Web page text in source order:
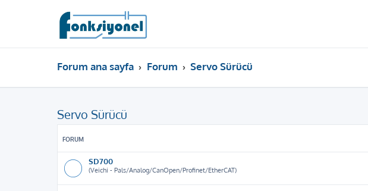
Forum ana sayfa Forum Servo Sürücü
Servo Sürücü
FORUM
SD700
(Veichi - Pals/Analog/CanOpen/Profinet/EtherCAT)